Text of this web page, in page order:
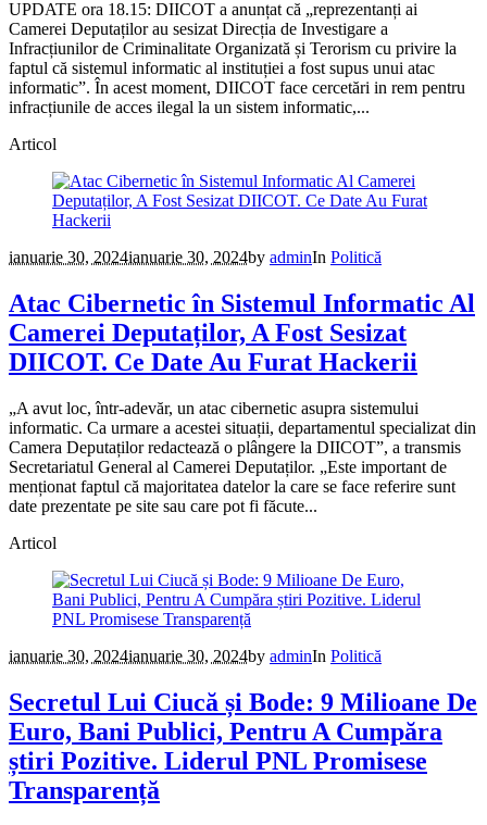
UPDATE ora 18.15: DIICOT a anunțat că „reprezentanți ai
Camerei Deputaților au sesizat Direcția de Investigare a
Infracțiunilor de Criminalitate Organizată și Terorism cu privire la
faptul că sistemul informatic al instituției a fost supus unui atac
informatic”. În acest moment, DIICOT face cercetări in rem pentru
infracțiunile de acces ilegal la un sistem informatic,...
Articol
ianuarie 30, 2024ianuarie 30, 2024by adminIn Politică
Atac Cibernetic în Sistemul Informatic Al
Camerei Deputaților, A Fost Sesizat
DIICOT. Ce Date Au Furat Hackerii
„A avut loc, într-adevăr, un atac cibernetic asupra sistemului
informatic. Ca urmare a acestei situații, departamentul specializat din
Camera Deputaților redactează o plângere la DIICOT”, a transmis
Secretariatul General al Camerei Deputaților. „Este important de
menționat faptul că majoritatea datelor la care se face referire sunt
date prezentate pe site sau care pot fi făcute...
Articol
ianuarie 30, 2024ianuarie 30, 2024by adminIn Politică
Secretul Lui Ciucă și Bode: 9 Milioane De
Euro, Bani Publici, Pentru A Cumpăra
știri Pozitive. Liderul PNL Promisese
Transparență